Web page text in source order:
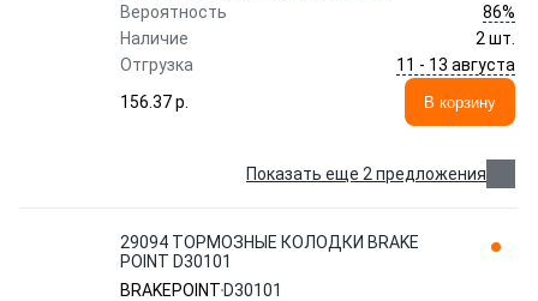
Вероятность
86%
Наличие
2 шт.
Отгрузка
11 - 13 августа
156.37 p.
В корзину
Показать еще 2 предложения
29094 ТОРМОЗНЫЕ КОЛОДКИ BRAKE
POINT D30101
BRAKEPOINT D30101